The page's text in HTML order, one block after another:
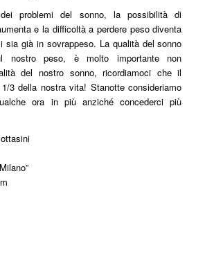
problemi del sonno, la possibilità di
e la difficoltà a perdere peso diventa
sia già in sovrappeso. La qualità del sonno
nostro peso, è molto importante non
del nostro sonno, ricordiamoci che il
3 della nostra vita! Stanotte consideriamo
ora in più anziché concederci più